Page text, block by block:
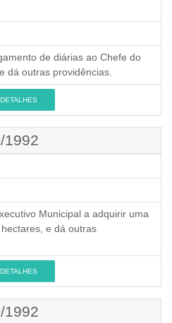
de diárias ao Chefe do
dá outras providências.
1992
Municipal a adquirir uma
e dá outras
1992